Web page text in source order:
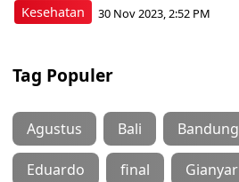
Kesehatan 30 Nov 2023, 2:52 PM
Tag Populer
Agustus Bali Bandung
Eduardo final Gianyar